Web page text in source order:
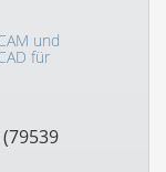
und
für